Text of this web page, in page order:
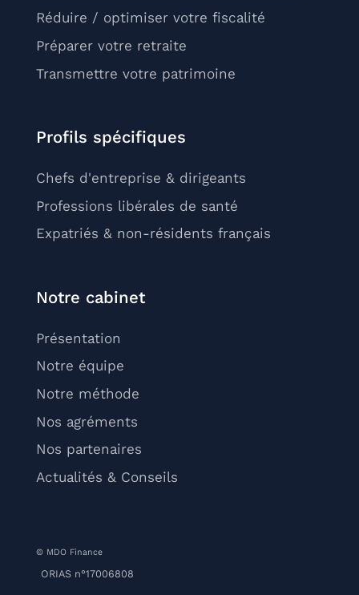
Réduire / optimiser votre fiscalité
Préparer votre retraite
Transmettre votre patrimoine
Profils spécifiques
Chefs d'entreprise & dirigeants
Professions libérales de santé
Expatriés & non-résidents français
Notre cabinet
Présentation
Notre équipe
Notre méthode
Nos agréments
Nos partenaires
Actualités & Conseils
© MDO Finance
ORIAS n°17006808